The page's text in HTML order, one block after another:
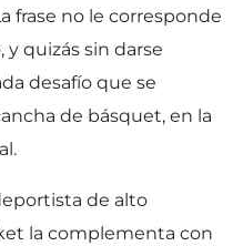
frase no le corresponde
y quizás sin darse
desafío que se
de básquet, en la
de alto
la complementa con